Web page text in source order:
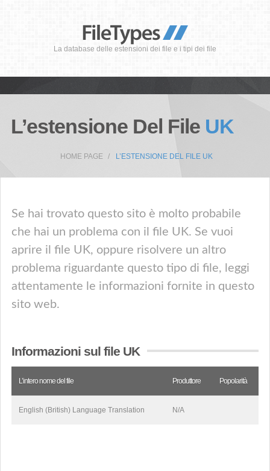
La database delle estensioni dei file e i tipi dei file
L’estensione Del File UK
HOME PAGE L’ESTENSIONE DEL FILE UK
Se hai trovato questo sito è molto probabile
che hai un problema con il file UK. Se vuoi
aprire il file UK, oppure risolvere un altro
problema riguardante questo tipo di file, leggi
attentamente le informazioni fornite in questo
sito web.
Informazioni sul file UK
L’intero nome del file Produttore Popolarità
English (British) Language Translation N/A